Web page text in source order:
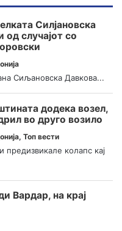
Силјановска
од случајот со
Сиљановска Давкова...
додека возел,
во друго возило
, Топ вести
предизвикале колапс кај
Вардар, на крај